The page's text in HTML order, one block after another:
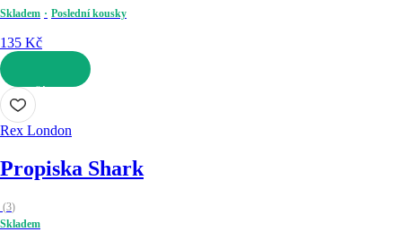
Skladem Poslední kousky
135 Kč
DO KOŠÍKU
Rex London
Propiska Shark
(3)
Skladem